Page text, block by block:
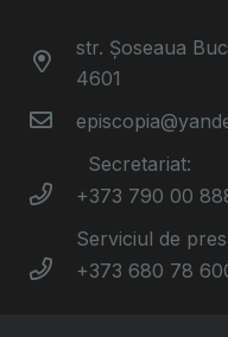
str. Șoseaua
4601
Secretariat:
+373 790 00
Serviciul de
+373 680 78